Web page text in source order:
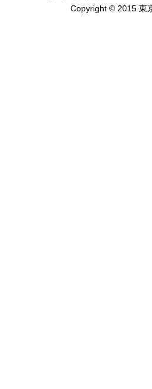
Copyright © 2015 東